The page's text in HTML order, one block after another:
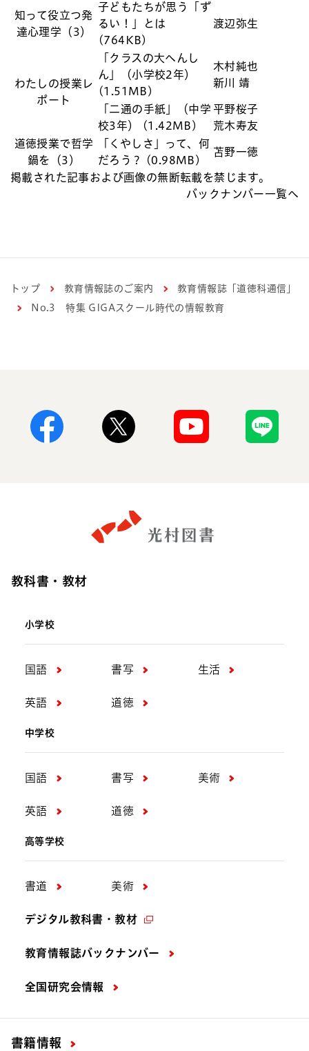
知って役立つ発
達心理学（3）
子どもたちが思う「ず
るい！」とは
(764KB)
渡辺弥生
わたしの授業レ
ポート
「クラスの大へんし
ん」（小学校2年）
(1.51MB)
木村純也
新川 靖
「二通の手紙」（中学
校3年） (1.42MB)
平野桜子
荒木寿友
道徳授業で哲学
鍋を（3）
「くやしさ」って、何
だろう？ (0.98MB)
苫野一徳
掲載された記事および画像の無断転載を禁じます。
バックナンバー一覧へ
トップ 教育情報誌のご案内
教育情報誌「道徳科通信」
No.3 特集 GIGAスクール時代の情報教育
教科書・教材
小学校
国語 書写 生活
英語 道徳
中学校
国語 書写 美術
英語 道徳
高等学校
書道 美術
デジタル教科書・教材
教育情報誌バックナンバー
全国研究会情報
書籍情報